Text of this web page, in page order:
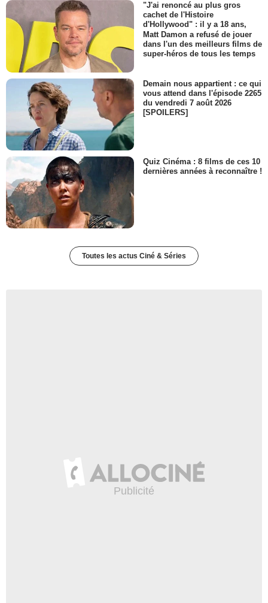
"J'ai renoncé au plus gros
cachet de l'Histoire
d'Hollywood" : il y a 18 ans,
Matt Damon a refusé de jouer
dans l'un des meilleurs films de
super-héros de tous les temps
Demain nous appartient : ce qui
vous attend dans l'épisode 2265
du vendredi 7 août 2026
[SPOILERS]
Quiz Cinéma : 8 films de ces 10
dernières années à reconnaître !
Toutes les actus Ciné & Séries